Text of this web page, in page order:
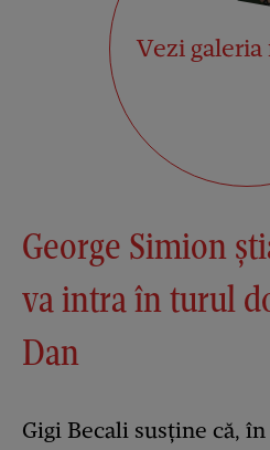
Vezi
George Simion
va intra în turul
Dan
Gigi Becali susține că,